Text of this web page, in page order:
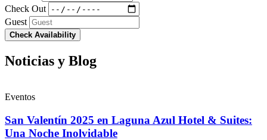
Check Out
Guest
Check Availability
Noticias y Blog
Eventos
San Valentín 2025 en Laguna Azul Hotel & Suites:
Una Noche Inolvidable